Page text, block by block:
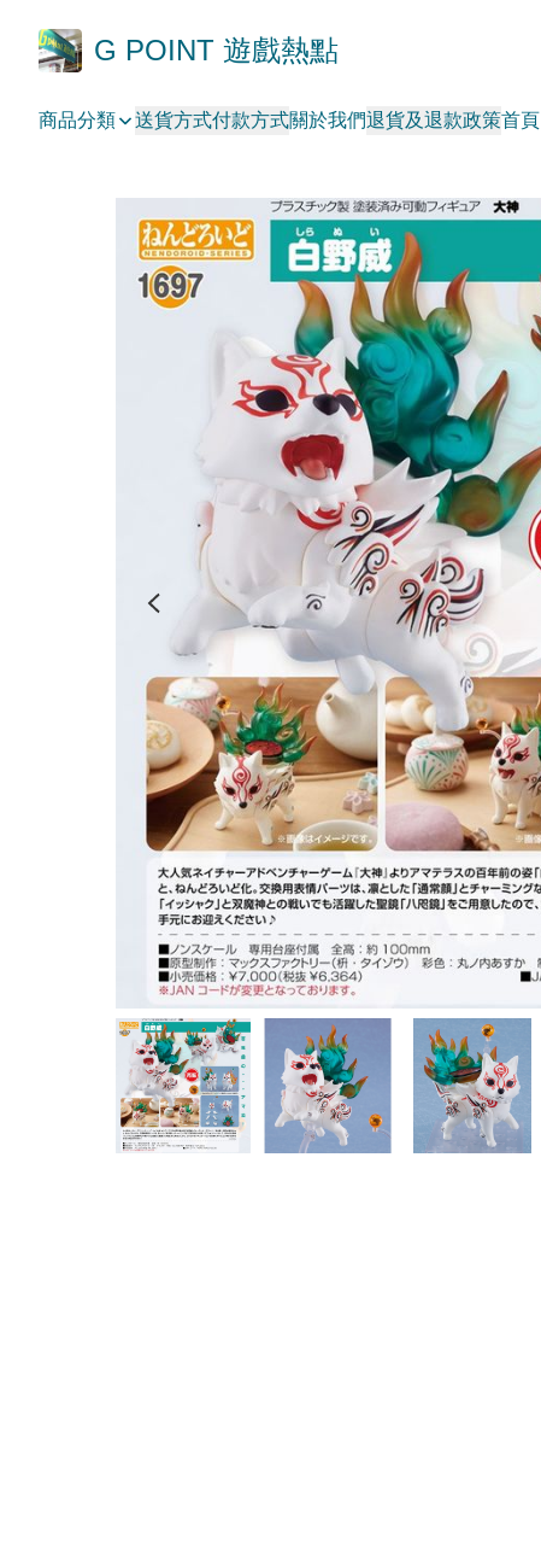
G POINT 遊戲熱點
商品分類 送貨方式付款方式關於我們退貨及退款政策首頁